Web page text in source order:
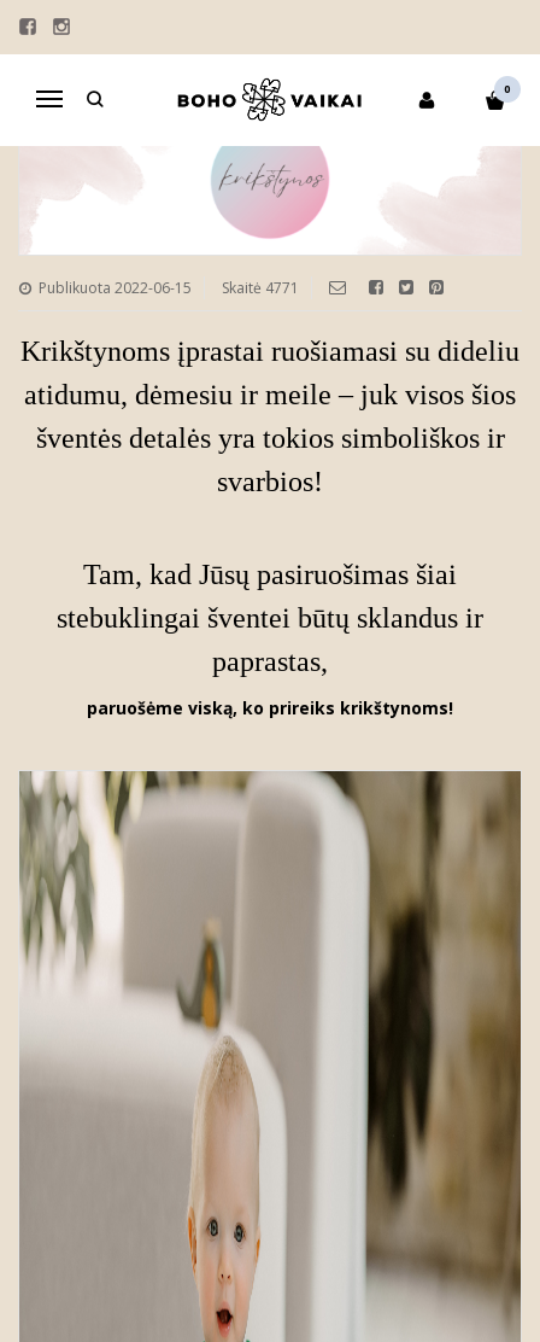
Navigacija
0
VISKAS KRIKŠTYNOMS – VIENOJE
PARDUOTUVĖJE!
Publikuota 2022-06-15 Skaitė 4771
Krikštynoms įprastai ruošiamasi su dideliu
atidumu, dėmesiu ir meile – juk visos šios
šventės detalės yra tokios simboliškos ir
svarbios!
Tam, kad Jūsų pasiruošimas šiai
stebuklingai šventei būtų sklandus ir
paprastas,
paruošėme viską, ko prireiks krikštynoms!